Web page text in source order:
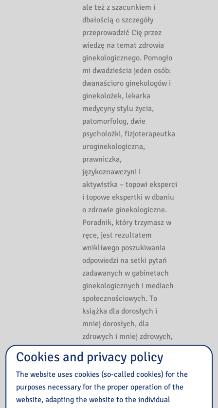
ale też z szacunkiem i
dbałością o szczegóły
przeprowadzić Cię przez
wiedzę na temat zdrowia
ginekologicznego. Pomogło
mi dwadzieścia jeden osób:
dwanaścioro ginekologów i
ginekolożek, lekarka
medycyny stylu życia,
patomorfolog, dwie
psycholożki, fizjoterapeutka
uroginekologiczna,
prawniczka,
językoznawczyni i
aktywistka – topowi eksperci
i topowe ekspertki w dbaniu
o zdrowie ginekologiczne.
Poradnik, który trzymasz w
ręce, jest rezultatem
wnikliwego poszukiwania
odpowiedzi na setki pytań
zadawanych w gabinetach
ginekologicznych i mediach
społecznościowych. To
książka dla dorosłych i
mniej dorosłych, dla
zdrowych i mniej zdrowych,
dla znających się na dbaniu
o siebie i mniej
ogarniających ten temat.
Świetna na prezent – przede
wszystkim dla siebie.
Cookies and privacy policy
The website uses cookies (so-called cookies) for the
purposes necessary for the proper operation of the
website, adapting the website to the individual